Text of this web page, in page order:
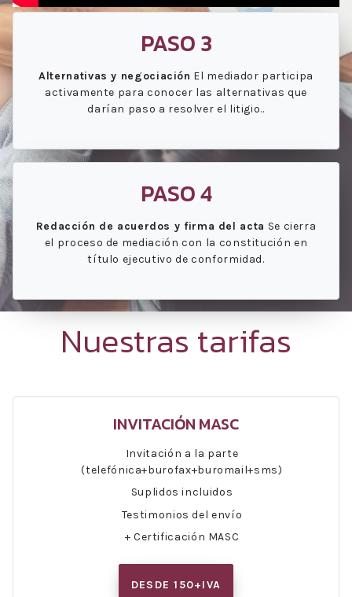
PASO 3
Alternativas y negociación El mediador participa
activamente para conocer las alternativas que
darían paso a resolver el litigio..
PASO 4
Redacción de acuerdos y firma del acta Se cierra
el proceso de mediación con la constitución en
título ejecutivo de conformidad.
Nuestras tarifas
INVITACIÓN MASC
Invitación a la parte
(telefónica+burofax+buromail+sms)
Suplidos incluidos
Testimonios del envío
+ Certificación MASC
DESDE 150+IVA